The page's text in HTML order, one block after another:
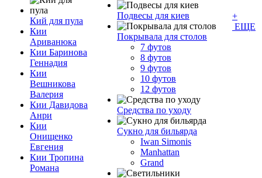
Кий для пула
Кии
Ариванюка
Кии Баринова
Геннадия
Кии
Вешникова
Валерия
Кии Давидова
Анри
Кии
Онищенко
Евгения
Кии Тропина
Романа
Подвесы для киев
Покрывала для столов
7 футов
8 футов
9 футов
10 футов
12 футов
Средства по уходу
Сукно для бильярда
Iwan Simonis
Manhattan
Grand
+
ЕЩЕ